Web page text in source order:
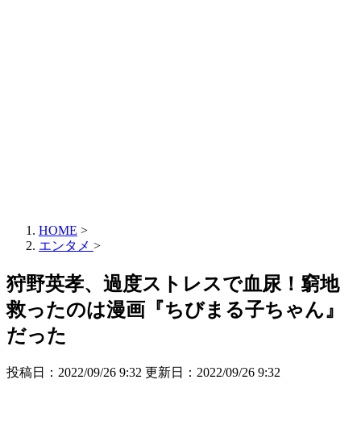
HOME >
エンタメ >
狩野英孝、過度ストレスで血尿！窮地
救ったのは漫画『ちびまる子ちゃん』
だった
投稿日：2022/09/26 9:32 更新日： 2022/09/26 9:32